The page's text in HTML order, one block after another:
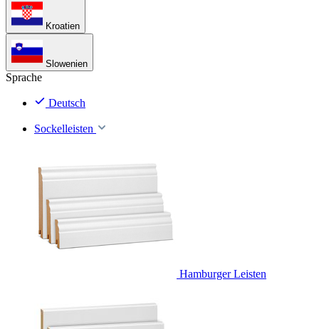
Kroatien
Slowenien
Sprache
Deutsch
Sockelleisten
Hamburger Leisten